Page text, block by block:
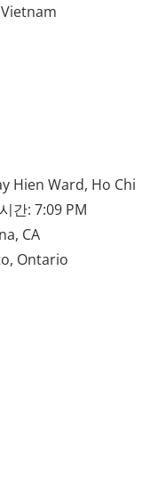
Hien Ward, Ho Chi
간: 7:09 PM
CA
Ontario